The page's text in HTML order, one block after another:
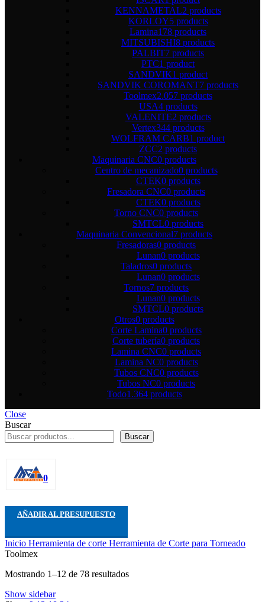
KENNAMETAL2 products
KORLOY5 products
Lamina178 products
MITSUBISHI8 products
PALBIT7 products
PTC1 product
SANDVIK1 product
SANDVIK COROMANT7 products
Toolmex2.057 products
USA4 products
VALENITE2 products
Vertex344 products
WOLFRAM CARB1 product
ZCC2 products
Maquinaria CNC0 products
Centro de mecanizado0 products
CTEK0 products
Fresadora CNC0 products
CTEK0 products
Torno CNC0 products
SMTCL0 products
Maquinaria Convencional7 products
Fresadoras0 products
Lunan0 products
Taladros0 products
Lunan0 products
Tornos7 products
Lunan0 products
SMTCL0 products
Otros0 products
Corte Lamina0 products
Corte tuberí­a0 products
Lamina CNC0 products
Lamina NC0 products
Tubos CNC0 products
Tubos NC0 products
Todo1.364 products
Close
Buscar
Buscar
0
AÑADIR AL PRESUPUESTO
Inicio Herramienta de corte Herramienta de Corte para Torneado
Toolmex
Mostrando 1–12 de 78 resultados
Show sidebar